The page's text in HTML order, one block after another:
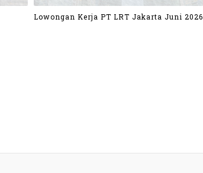
Lowongan Kerja PT LRT Jakarta Juni 2026